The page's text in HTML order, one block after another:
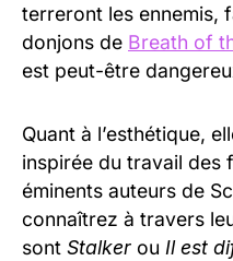
terreront les ennemis,
donjons de Breath of
est peut-être
Quant à l’esthétique,
inspirée du travail des
éminents auteurs de
connaîtrez à travers
sont Stalker ou Il est